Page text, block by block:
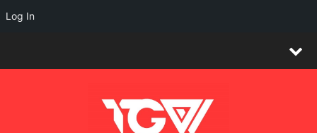
Log In